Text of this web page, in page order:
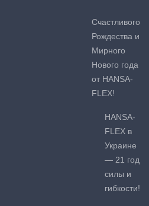
Счастливого
Рождества и
Мирного
Нового года
от HANSA-
FLEX!
HANSA-
FLEX в
Украине
— 21 год
силы и
гибкости!